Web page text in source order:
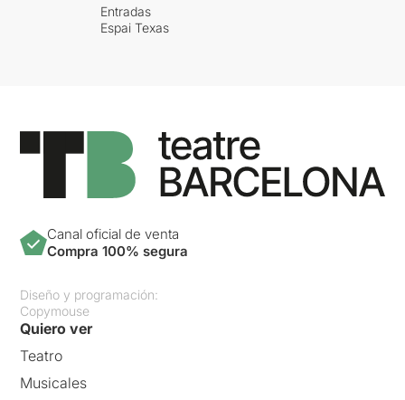
Entradas
Espai Texas
Canal oficial de venta
Compra 100% segura
Diseño y programación:
Copymouse
Quiero ver
Teatro
Musicales